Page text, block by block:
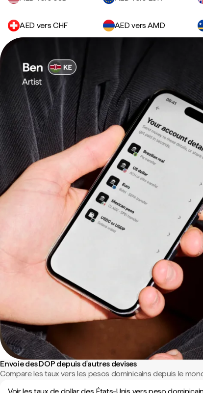
AED vers CHF AED vers AMD
Envoie des DOP depuis d'autres devises
Compare les taux vers les pesos dominicains depuis le